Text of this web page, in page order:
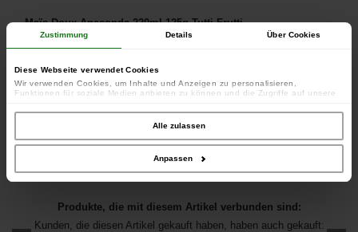
Zustimmung Details Über Cookies
Diese Webseite verwendet Cookies
Wir verwenden Cookies, um Inhalte und Anzeigen zu personalisieren,
Funktionen für soziale Medien anbieten zu können und die Zugriffe auf unsere
unserer Website an unsere Partner für soziale Medien, Werbung und Analysen
weiter. Unsere Partner führen diese Informationen möglicherweise mit weiteren
Daten zusammen, die Sie ihnen bereitgestellt haben oder die sie im Rahmen
Ihrer Nutzung der Dienste gesammelt haben.
Alle zulassen
Anpassen
Maïs Doux Anaconda 220ml 125g Tutti Frutti
pour réaliser un montage au maïs sur un bas de ligne en cheveu.
Composition : maïs, colorants et arômes naturels.
Köder-Pellets – Partikel
Produkte, die mit diesem Artikel verbunden sind:
Kunden, die diesen Artikel gekauft haben, haben auch gekauft: